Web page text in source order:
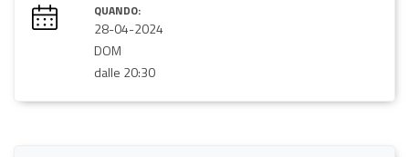
QUANDO:
28-04-2024
DOM
dalle 20:30